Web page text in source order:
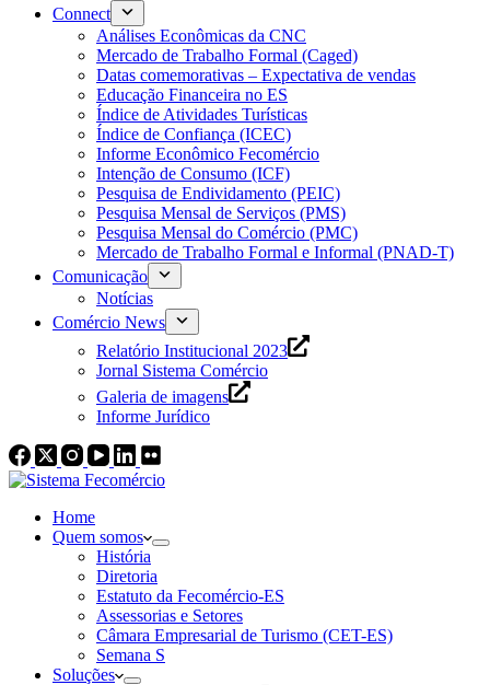
Connect
Análises Econômicas da CNC
Mercado de Trabalho Formal (Caged)
Datas comemorativas – Expectativa de vendas
Educação Financeira no ES
Índice de Atividades Turísticas
Índice de Confiança (ICEC)
Informe Econômico Fecomércio
Intenção de Consumo (ICF)
Pesquisa de Endividamento (PEIC)
Pesquisa Mensal de Serviços (PMS)
Pesquisa Mensal do Comércio (PMC)
Mercado de Trabalho Formal e Informal (PNAD-T)
Comunicação
Notícias
Comércio News
Relatório Institucional 2023
Jornal Sistema Comércio
Galeria de imagens
Informe Jurídico
Home
Quem somos
História
Diretoria
Estatuto da Fecomércio-ES
Assessorias e Setores
Câmara Empresarial de Turismo (CET-ES)
Semana S
Soluções